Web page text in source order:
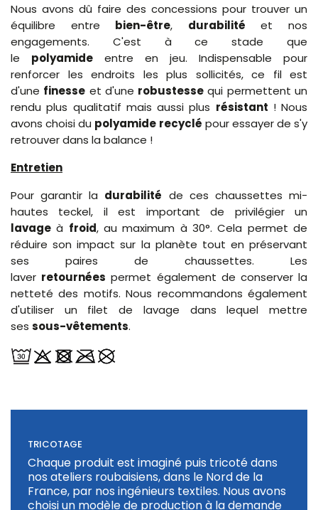
Nous avons dû faire des concessions pour trouver un
équilibre entre bien-être, durabilité et nos
engagements. C'est à ce stade que
le polyamide entre en jeu. Indispensable pour
renforcer les endroits les plus sollicités, ce fil est
d'une finesse et d'une robustesse qui permettent un
rendu plus qualitatif mais aussi plus résistant ! Nous
avons choisi du polyamide recyclé pour essayer de s'y
retrouver dans la balance !
Entretien
Pour garantir la durabilité de ces chaussettes mi-
hautes teckel, il est important de privilégier un
lavage à froid, au maximum à 30°. Cela permet de
réduire son impact sur la planète tout en préservant
ses paires de chaussettes. Les
laver retournées permet également de conserver la
netteté des motifs. Nous recommandons également
d'utiliser un filet de lavage dans lequel mettre
ses sous-vêtements.
TRICOTAGE
Chaque produit est imaginé puis tricoté dans
nos ateliers roubaisiens, dans le Nord de la
France, par nos ingénieurs textiles. Nous avons
choisi un modèle de production à la demande